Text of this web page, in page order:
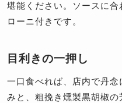
堪能ください。ソースに
ローニ付きです。
目利きの一押し
一口食べれば、店内で丹
みと、粗挽き燻製黒胡椒